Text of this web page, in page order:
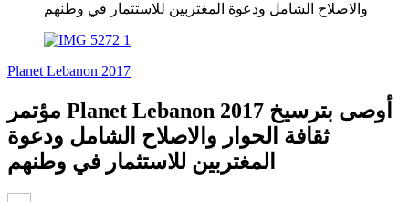
والاصلاح الشامل ودعوة المغتربين للاستثمار في وطنهم
Planet Lebanon 2017
مؤتمر Planet Lebanon 2017 أوصى بترسيخ
ثقافة الحوار والاصلاح الشامل ودعوة
المغتربين للاستثمار في وطنهم